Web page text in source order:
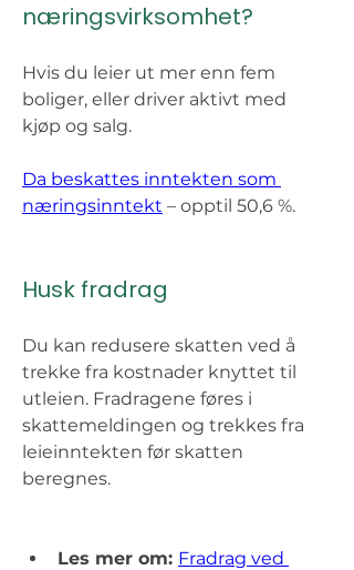
næringsvirksomhet?
Hvis du leier ut mer enn fem
boliger, eller driver aktivt med
kjøp og salg.
Da beskattes inntekten som
næringsinntekt – opptil 50,6 %.
Husk fradrag
Du kan redusere skatten ved å
trekke fra kostnader knyttet til
utleien. Fradragene føres i
skattemeldingen og trekkes fra
leieinntekten før skatten
beregnes.
Les mer om: Fradrag ved